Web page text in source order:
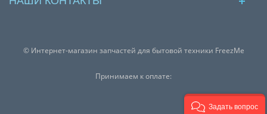
© Интернет-магазин запчастей для бытовой техники FreezMe
Принимаем к оплате:
Задать вопрос